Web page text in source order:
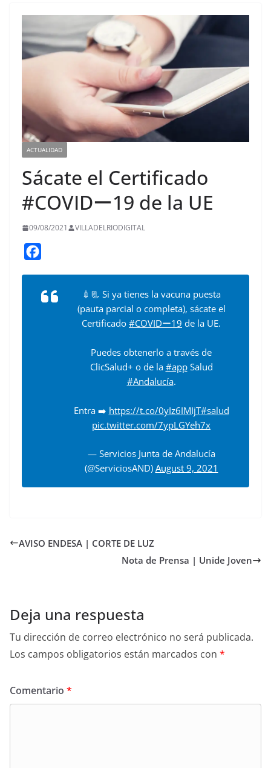
ACTUALIDAD
Sácate el Certificado
#COVIDー19 de la UE
09/08/2021 VILLADELRIODIGITAL
e
💉📃 Si ya tienes la vacuna puesta
(pauta parcial o completa), sácate el
Certificado #COVIDー19 de la UE.
Puedes obtenerlo a través de
ClicSalud+ o de la #appSalud
#Andalucía.
Entra ➡️ https://t.co/0yIz6IMIjT#salud
pic.twitter.com/7ypLGYeh7x
— Servicios Junta de Andalucía
(@ServiciosAND) August 9, 2021
AVISO ENDESA | CORTE DE LUZ
Nota de Prensa | Unide Joven
Deja una respuesta
Tu dirección de correo electrónico no será publicada.
Los campos obligatorios están marcados con *
Comentario *